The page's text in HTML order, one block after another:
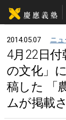
2014.05.07 ニュ
4月22日
の文化」
稿した 「
ムが掲載